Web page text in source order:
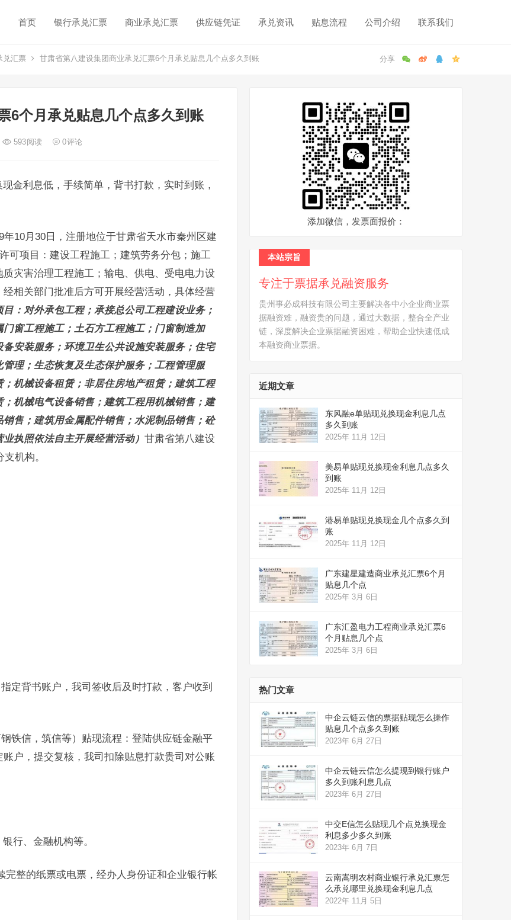
首页 银行承兑汇票 商业承兑汇票 供应链凭证 承兑资讯 贴息流程 公司介绍 联系我们
兑汇票 甘肃省第八建设集团商业承兑汇票6个月承兑贴息几个点多久到账
6个月承兑贴息几个点多久到账
593阅读 0评论
金利息低，手续简单，背书打款，实时到账，
10月30日，注册地位于甘肃省天水市秦州区建
可项目：建设工程施工；建筑劳务分包；施工
灾害治理工程施工；输电、供电、受电电力设
相关部门批准后方可开展经营活动，具体经营
目：对外承包工程；承接总公司工程建设业务；
窗工程施工；土石方工程施工；门窗制造加
安装服务；环境卫生公共设施安装服务；住宅
理；生态恢复及生态保护服务；工程管理服
机械设备租赁；非居住房地产租赁；建筑工程
机械电气设备销售；建筑工程用机械销售；建
售；建筑用金属配件销售；水泥制品销售；砼
执照依法自主开展经营活动） 甘肃省第八建设
机构。
定背书账户，我司签收后及时打款，客户收到
铁信，筑信等）贴现流程：登陆供应链金融平
户，提交复核，我司扣除贴息打款贵司对公账
行、金融机构等。
整的纸票或电票，经办人身份证和企业银行帐
添加微信，发票面报价：
本站宗旨
专注于票据承兑融资服务
贵州事必成科技有限公司主要解决各中小企业商业票
据融资难，融资贵的问题，通过大数据，整合全产业
链，深度解决企业票据融资困难，帮助企业快速低成
本融资商业票据。
近期文章
东风融e单贴现兑换现金利息几点
多久到账
2025年 11月 12日
美易单贴现兑换现金利息几点多久
到账
2025年 11月 12日
港易单贴现兑换现金几个点多久到
账
2025年 11月 12日
广东建星建造商业承兑汇票6个月
贴息几个点
2025年 3月 6日
广东汇盈电力工程商业承兑汇票6
个月贴息几个点
2025年 3月 6日
热门文章
中企云链云信的票据贴现怎么操作
贴息几个点多久到账
2023年 6月 27日
中企云链云信怎么提现到银行账户
多久到账利息几点
2023年 6月 27日
中交E信怎么贴现几个点兑换现金
利息多少多久到账
2023年 6月 7日
云南嵩明农村商业银行承兑汇票怎
么承兑哪里兑换现金利息几点
2022年 11月 5日